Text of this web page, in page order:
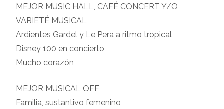
MEJOR MUSIC HALL, CAFÉ CONCERT Y/O
VARIETÉ MUSICAL
Ardientes Gardel y Le Pera a ritmo tropical
Disney 100 en concierto
Mucho corazón
MEJOR MUSICAL OFF
Familia, sustantivo femenino